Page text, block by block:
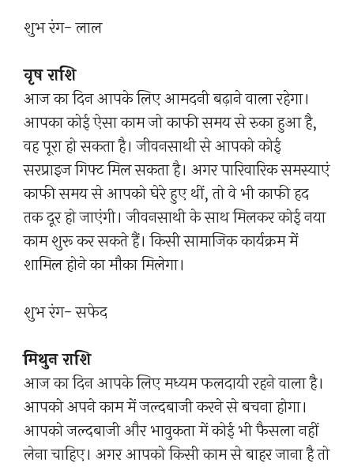
शुभ रंग- लाल
वृष राशि
आज का दिन आपके लिए आमदनी बढ़ाने वाला रहेगा।
आपका कोई ऐसा काम जो काफी समय से रुका हुआ है,
वह पूरा हो सकता है। जीवनसाथी से आपको कोई
सरप्राइज गिफ्ट मिल सकता है। अगर पारिवारिक समस्याएं
काफी समय से आपको घेरे हुए थीं, तो वे भी काफी हद
तक दूर हो जाएंगी। जीवनसाथी के साथ मिलकर कोई नया
काम शुरू कर सकते हैं। किसी सामाजिक कार्यक्रम में
शामिल होने का मौका मिलेगा।
शुभ रंग- सफेद
मिथुन राशि
आज का दिन आपके लिए मध्यम फलदायी रहने वाला है।
आपको अपने काम में जल्दबाजी करने से बचना होगा।
आपको जल्दबाजी और भावुकता में कोई भी फैसला नहीं
लेना चाहिए। अगर आपको किसी काम से बाहर जाना है तो